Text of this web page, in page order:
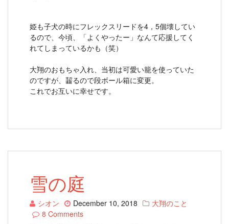
姫も子犬の時にフレックスリードを4，5個壊してい
るので、今頃、「よくやったー」なんて応援してく
れてしまっているかも（笑）
大翔のおもちゃ入れ、当初は可愛い籠を使っていた
のですが、齧るので段ボール箱に変更。
これでお互いに幸せです。
雪の庭
シオン December 10, 2018
大翔のこと
8 Comments